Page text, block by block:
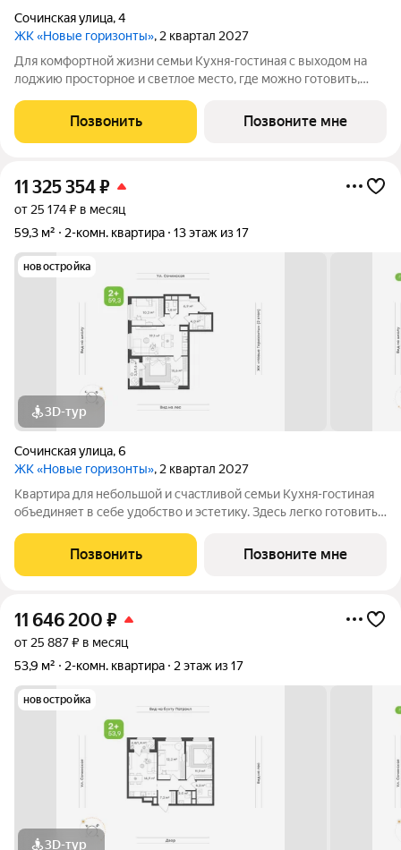
Сочинская улица,4
ЖК «Новые горизонты», 2 квартал 2027
Для комфортной жизни семьи Кухня-гостиная с выходом на
лоджию просторное и светлое место, где можно готовить,
станет уютной зоной для утреннего кофе или вечера с книгой
В родительской спальне
Позвонить Позвоните мне
11 325 354₽
от 25 174 ₽ в месяц
59,3 м²
2-комн. квартира 13 этаж из 17
новостройка
3D-тур
Сочинская улица,6
ЖК «Новые горизонты», 2 квартал 2027
Квартира для небольшой и счастливой семьи Кухня-гостиная
объединяет в себе удобство и эстетику. Здесь легко готовить,
обстановке. Большая площадь даёт возможность зонировать
пространство и
Позвонить Позвоните мне
11 646 200 ₽
от 25 887 ₽ в месяц
53,9 м²
2-комн. квартира 2 этаж из 17
новостройка
3D-тур